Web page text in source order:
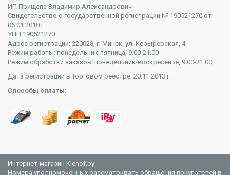
ИП Прищепа Владимир Александрович
Свидетельство о государственной регистрации № 190521270 от
06.01.2010 г.
УНП 190521270
Адрес регистрации: 220028, г. Минск, ул. Козыревская, 4
Режим работы: понедельник-пятница, 9.00-21.00
Режим обработки заказов: понедельник-воскресенье, 9.00-21.00,
Дата регистрации в Торговом реестре: 20.11.2013 г.
Способы оплаты:
Интернет-магазин Klenof.by
Номера уполномоченных рассматривать обращения покупателей в